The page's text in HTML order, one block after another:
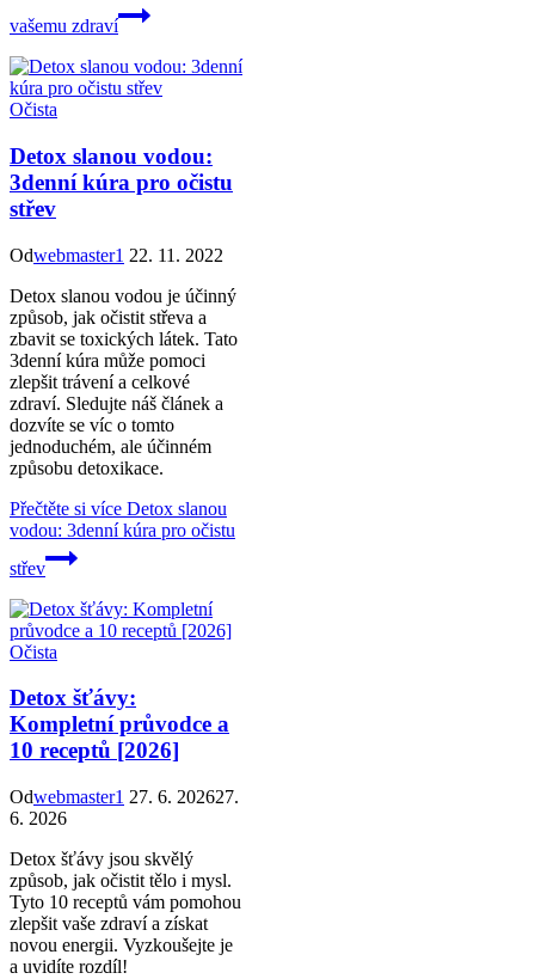
vašemu zdraví
Očista
Detox slanou vodou:
3denní kúra pro očistu
střev
Odwebmaster1 22. 11. 2022
Detox slanou vodou je účinný
způsob, jak očistit střeva a
zbavit se toxických látek. Tato
3denní kúra může pomoci
zlepšit trávení a celkové
zdraví. Sledujte náš článek a
dozvíte se víc o tomto
jednoduchém, ale účinném
způsobu detoxikace.
Přečtěte si více Detox slanou
vodou: 3denní kúra pro očistu
střev
Očista
Detox šťávy:
Kompletní průvodce a
10 receptů [2026]
Odwebmaster1 27. 6. 202627.
6. 2026
Detox šťávy jsou skvělý
způsob, jak očistit tělo i mysl.
Tyto 10 receptů vám pomohou
zlepšit vaše zdraví a získat
novou energii. Vyzkoušejte je
a uvidíte rozdíl!